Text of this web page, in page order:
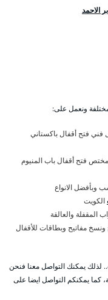
الاحمد
ونعمل على:
فني فتح أقفال باكستاني
مختص فتح أقفال باب المنيوم
وبأفضل الانواع
الكويت
المقفلة والعالقة
مفاتيح وبطاقات للأقفال
لذلك يمكنك التواصل معنا فنحن
يمكنكم التواصل ايضا على